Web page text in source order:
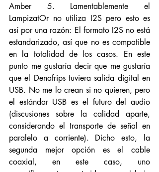
Amber 5. Lamentablemente el
LampizatOr no utiliza I2S pero esto es
así por una razón: El formato I2S no está
estandarizado, así que no es compatible
en la totalidad de los casos. En este
punto me gustaría decir que me gustaría
que el Denafrips tuviera salida digital en
USB. No me lo crean si no quieren, pero
el estándar USB es el futuro del audio
(discusiones sobre la calidad aparte,
considerando el transporte de señal en
paralelo a corriente). Dicho esto, la
segunda mejor opción es el cable
coaxial, en este caso, uno